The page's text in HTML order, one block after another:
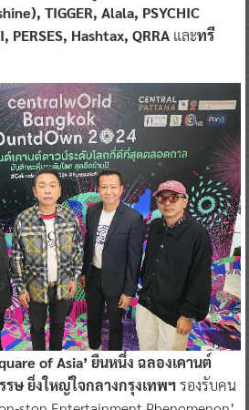
TIGGER, Alala, PSYCHIC
PERSES, Hashtax, QRRA และทรี
of Asia’ ยืนหนึ่ง ฉลองเคานต์
ษ ยิ่งใหญ่ใจกลางกรุงเทพฯรองรับคน